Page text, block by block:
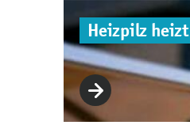
Heizpilz